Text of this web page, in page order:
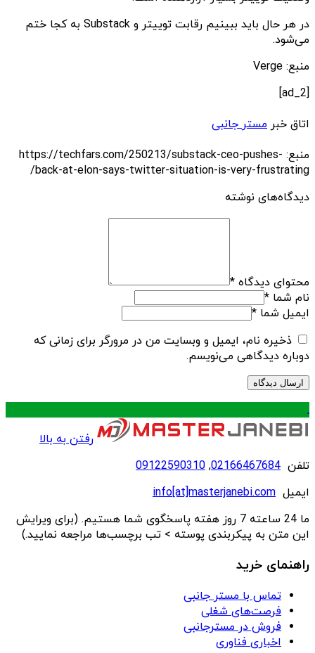
در هر حال باید ببینیم رقابت توییتر و Substack به کجا ختم
می‌شود.
منبع: Verge
[ad_2]
اتاق خبر مستر جانبی
منبع: https://techfars.com/250213/substack-ceo-pushes-
back-at-elon-says-twitter-situation-is-very-frustrating/
دیدگاه‌های نوشته
محتوای دیدگاه *
نام شما *
ایمیل شما *
ذخیره نام، ایمیل و وبسایت من در مرورگر برای زمانی که
دوباره دیدگاهی می‌نویسم.
.
رفتن به بالا
تلفن 02166467684
,
09122590310
ایمیل info[at]masterjanebi.com
ما 24 ساعته 7 روز هفته پاسخگوی شما هستیم. (برای ویرایش
این متن به پیکربندی پوسته > تب برچسب‌ها مراجعه نمایید.)
راهنمای خرید
تماس با مستر جانبی
فرصت‌های شغلی
فروش در مسترجانبی
اخباری فناوری